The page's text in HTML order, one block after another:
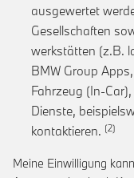
ausgewertet
Gesellschaften
werkstätten (z.B.
BMW Group
Fahrzeug (In-
Dienste,
kontaktieren. Link
Meine Einwilligung